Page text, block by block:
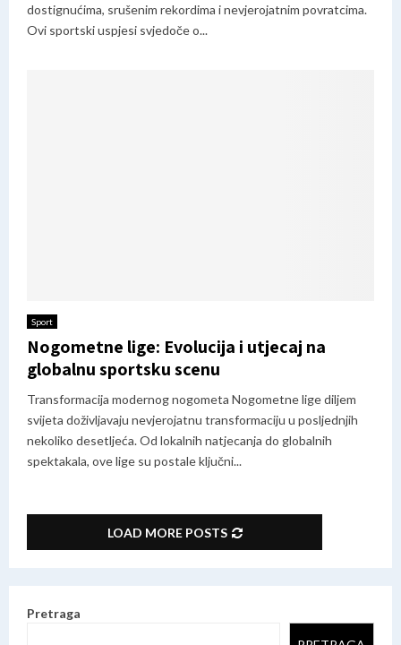
dostignućima, srušenim rekordima i nevjerojatnim povratcima.
Ovi sportski uspjesi svjedoče o...
Sport
Nogometne lige: Evolucija i utjecaj na
globalnu sportsku scenu
Transformacija modernog nogometa Nogometne lige diljem
svijeta doživljavaju nevjerojatnu transformaciju u posljednjih
nekoliko desetljeća. Od lokalnih natjecanja do globalnih
spektakala, ove lige su postale ključni...
LOAD MORE POSTS
Pretraga